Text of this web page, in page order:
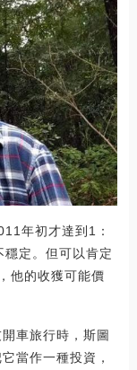
年初才達到1：
定。但可以肯定
他的收獲可能價
車旅行時，斯圖
當作一種投資，